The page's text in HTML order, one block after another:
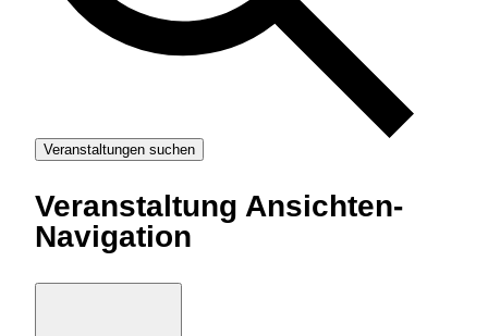
t
u
n
Veranstaltungen suchen
Veranstaltung Ansichten-
Navigation